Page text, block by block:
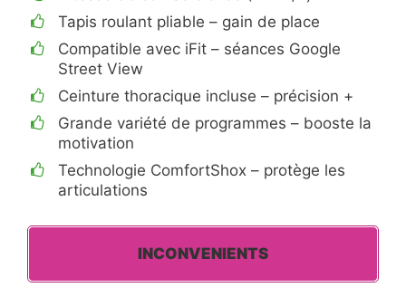
Tapis roulant pliable – gain de place
Compatible avec iFit – séances Google
Street View
Ceinture thoracique incluse – précision +
Grande variété de programmes – booste la
motivation
Technologie ComfortShox – protège les
articulations
INCONVENIENTS